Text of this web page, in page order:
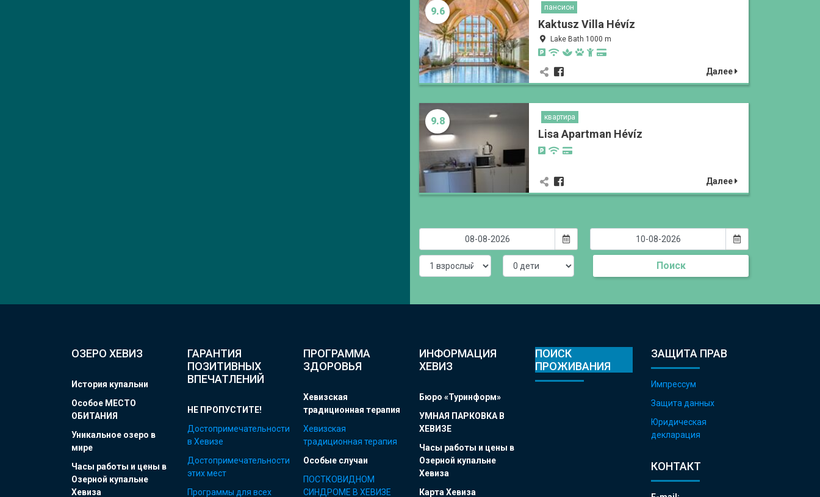
9.6 пансион
Kaktusz Villa Hévíz
Lake Bath 1000 m
Далее
9.8 квартира
Lisa Apartman Hévíz
Далее
Поиск
ОЗЕРО ХЕВИЗ
История купальни
Особое МЕСТО
ОБИТАНИЯ
Уникальное озеро в
мире
Часы работы и цены в
Озерной купальне
Хевиза
ГАРАНТИЯ
ПОЗИТИВНЫХ
ВПЕЧАТЛЕНИЙ
НЕ ПРОПУСТИТЕ!
Достопримечательности
в Хевизе
Достопримечательности
этих мест
Программы для всех
ПРОГРАММА
ЗДОРОВЬЯ
Хевизская
традиционная терапия
Хевизская
традиционная терапия
Особые случаи
ПОСТКОВИДНОМ
СИНДРОМЕ В ХЕВИЗЕ
ИНФОРМАЦИЯ
ХЕВИЗ
Бюро «Туринформ»
УМНАЯ ПАРКОВКА В
ХЕВИЗЕ
Часы работы и цены в
Озерной купальне
Хевиза
Карта Хевиза
ПОИСК
ПРОЖИВАНИЯ
ЗАЩИТА ПРАВ
Импрессум
Защита данных
Юридическая
декларация
КОНТАКТ
E-mail: